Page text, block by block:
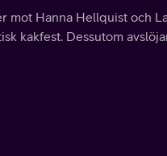
mot Hanna Hellquist och
kakfest. Dessutom